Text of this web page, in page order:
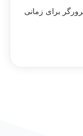
برای زمانی